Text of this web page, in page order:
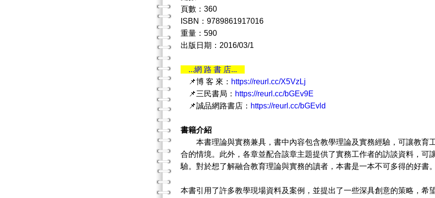
頁數：360
ISBN：9789861917016
重量：590
出版日期：2016/03/1
...網 路 書 店...
📌博 客 來： https://reurl.cc/X5VzLj
📌三民書局： https://reurl.cc/bGEv9E
📌誠品網路書店： https://reurl.cc/bGEvld
書籍介紹
本書理論與實務兼具，書中內容包含教學理論及實務經驗，可讓教育
合的情境。此外，各章並配合該章主題提供了實務工作者的訪談資料，可
驗。對於想了解融合教育理論與實務的讀者，本書是一本不可多得的好書
本書引用了許多教學現場資料及案例，並提出了一些深具創意的策略，希